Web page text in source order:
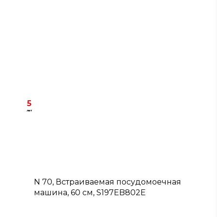
5
лет
N 70, Встраиваемая посудомоечная
машина, 60 см, S197EB802E